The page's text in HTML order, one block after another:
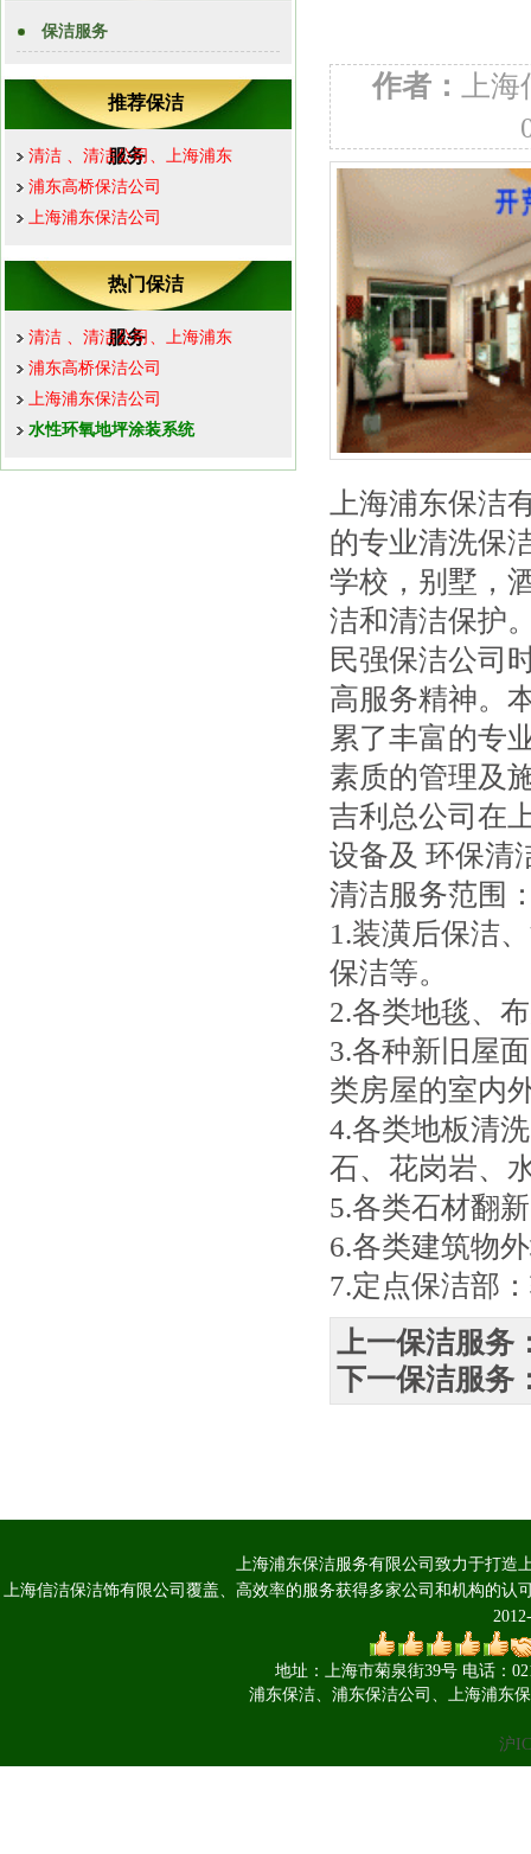
保洁服务
推荐保洁
服务
清洁 、清洁公司、上海浦东
浦东高桥保洁公司
上海浦东保洁公司
热门保洁
服务
清洁 、清洁公司、上海浦东
浦东高桥保洁公司
上海浦东保洁公司
水性环氧地坪涂装系统
作者：
上
上海浦东保洁
的专业清洗保
学校，别墅，
洁和清洁保护
民强保洁公司
高服务精神。
累了丰富的专
素质的管理及
吉利总公司在
设备及 环保清
清洁服务范围
1.装潢后保洁
保洁等。
2.各类地毯、
3.各种新旧屋
类房屋的室内
4.各类地板清
石、花岗岩、
5.各类石材翻
6.各类建筑物
7.定点保洁部
上一保洁服务
下一保洁服务
上海浦东保洁服务有限公司致力于打造
上海信洁保洁饰有限公司覆盖、高效率的服务获得多家公司和机构的认
地址：上海市菊泉街39号 电话：
浦东保洁、浦东保洁公司、上海浦东
沪